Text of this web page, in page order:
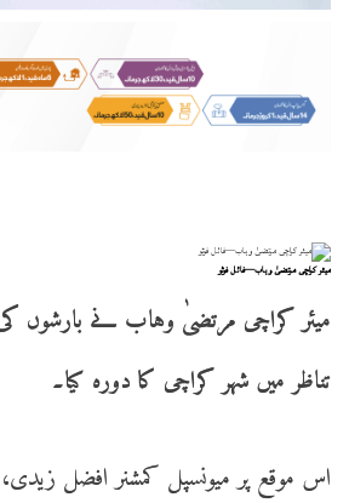
میئر کراچی مرتضیٰ وہاب—فائل فوٹو
میئر کراچی مرتضیٰ وہاب نے
تناظر میں شہر کراچی کا دورہ کیا۔
اس موقع پر میونسپل کمشنر افضل